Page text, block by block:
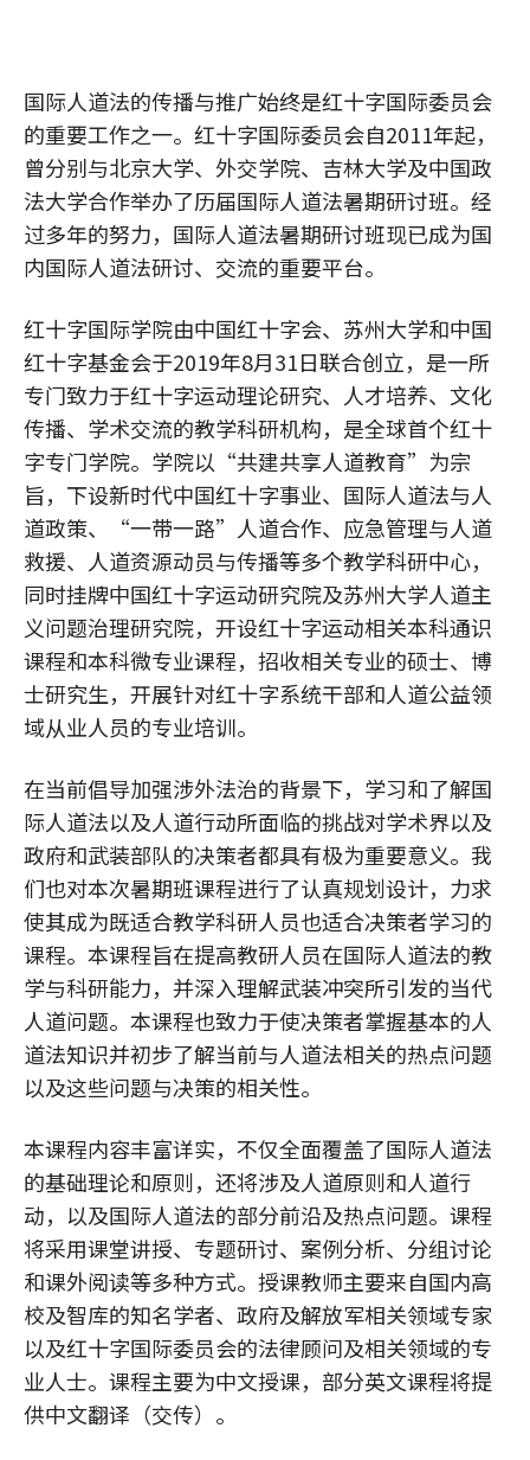
国际人道法的传播与推广始终是红十字国际委员会
的重要工作之一。红十字国际委员会自2011年起，
曾分别与北京大学、外交学院、吉林大学及中国政
法大学合作举办了历届国际人道法暑期研讨班。经
过多年的努力，国际人道法暑期研讨班现已成为国
内国际人道法研讨、交流的重要平台。
红十字国际学院由中国红十字会、苏州大学和中国
红十字基金会于2019年8月31日联合创立，是一所
专门致力于红十字运动理论研究、人才培养、文化
传播、学术交流的教学科研机构，是全球首个红十
字专门学院。学院以“共建共享人道教育”为宗
旨，下设新时代中国红十字事业、国际人道法与人
道政策、“一带一路”人道合作、应急管理与人道
救援、人道资源动员与传播等多个教学科研中心，
同时挂牌中国红十字运动研究院及苏州大学人道主
义问题治理研究院，开设红十字运动相关本科通识
课程和本科微专业课程，招收相关专业的硕士、博
士研究生，开展针对红十字系统干部和人道公益领
域从业人员的专业培训。
在当前倡导加强涉外法治的背景下，学习和了解国
际人道法以及人道行动所面临的挑战对学术界以及
政府和武装部队的决策者都具有极为重要意义。我
们也对本次暑期班课程进行了认真规划设计，力求
使其成为既适合教学科研人员也适合决策者学习的
课程。本课程旨在提高教研人员在国际人道法的教
学与科研能力，并深入理解武装冲突所引发的当代
人道问题。本课程也致力于使决策者掌握基本的人
道法知识并初步了解当前与人道法相关的热点问题
以及这些问题与决策的相关性。
本课程内容丰富详实，不仅全面覆盖了国际人道法
的基础理论和原则，还将涉及人道原则和人道行
动，以及国际人道法的部分前沿及热点问题。课程
将采用课堂讲授、专题研讨、案例分析、分组讨论
和课外阅读等多种方式。授课教师主要来自国内高
校及智库的知名学者、政府及解放军相关领域专家
以及红十字国际委员会的法律顾问及相关领域的专
业人士。课程主要为中文授课，部分英文课程将提
供中文翻译（交传）。